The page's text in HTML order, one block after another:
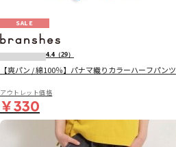
SALE
4.4 （29）
【爽パン / 綿100％】パナマ織りカラーハーフパンツ
アウトレット価格
￥330